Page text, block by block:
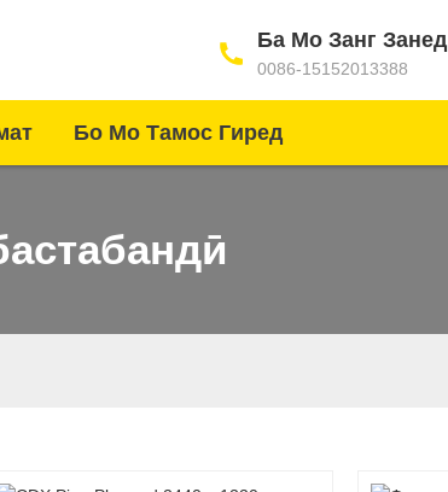
Ба Мо Занг Занед
0086-15152013388
Бо Мо Тамос Гиред